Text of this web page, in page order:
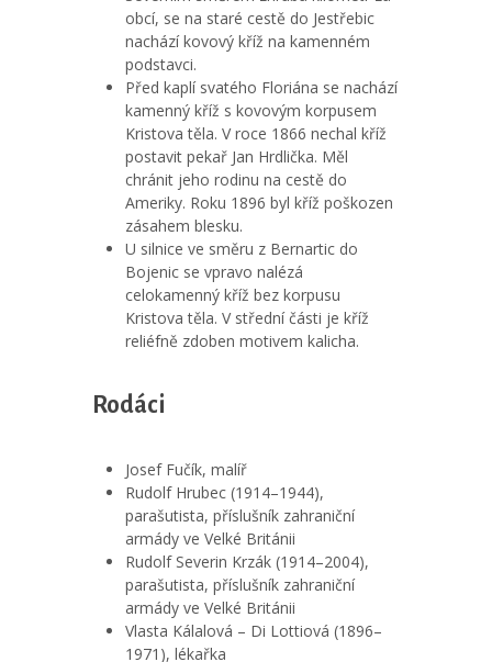
obcí, se na staré cestě do Jestřebic
nachází kovový kříž na kamenném
podstavci.
Před kaplí svatého Floriána se nachází
kamenný kříž s kovovým korpusem
Kristova těla. V roce 1866 nechal kříž
postavit pekař Jan Hrdlička. Měl
chránit jeho rodinu na cestě do
Ameriky. Roku 1896 byl kříž poškozen
zásahem blesku.
U silnice ve směru z Bernartic do
Bojenic se vpravo nalézá
celokamenný kříž bez korpusu
Kristova těla. V střední části je kříž
reliéfně zdoben motivem kalicha.
Rodáci
Josef Fučík, malíř
Rudolf Hrubec (1914–1944),
parašutista, příslušník zahraniční
armády ve Velké Británii
Rudolf Severin Krzák (1914–2004),
parašutista, příslušník zahraniční
armády ve Velké Británii
Vlasta Kálalová – Di Lottiová (1896–
1971), lékařka